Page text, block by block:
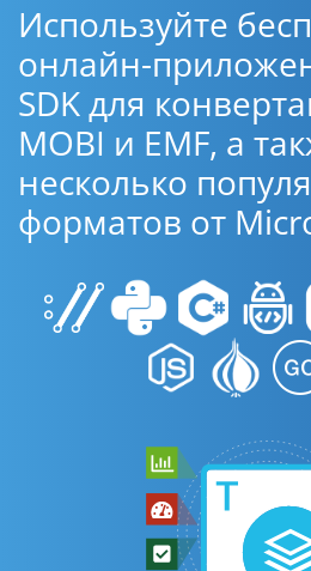
Используйте
онлайн-
SDK для
MOBI и EMF, а
несколько
форматов от